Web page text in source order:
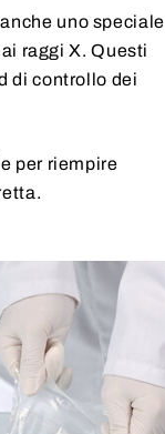
uno speciale
raggi X. Questi
di controllo dei
per riempire